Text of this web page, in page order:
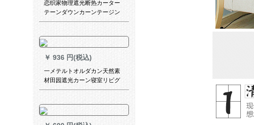
恋织家物理遮光断热カーター
テーンダウンカーンテージン
ンンンショートカーンテーテ
ン出窓既制カーンシステムシ
ステムシステムシステムシス
テムシステムシステムシステ
ムシステムシステムシステム
システムシステムシステムシ
ムシステムシステムシステム
システムシステムシステムシ
ステムシステムシステム寮连
￥ 936 円(税込)
一メテルトオルダカン天然素
材田园遮光カーン寝室リビグ
既制カーン物语1号カーラオウ
穴